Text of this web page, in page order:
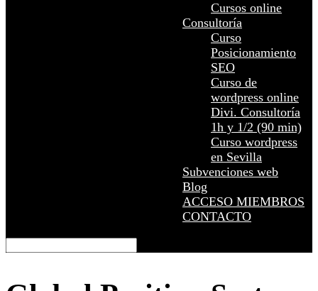
Cursos online
Consultoría
Curso
Posicionamiento
SEO
Curso de
wordpress online
Divi. Consultoría
1h y 1/2 (90 min)
Curso wordpress
en Sevilla
Subvenciones web
Blog
ACCESO MIEMBROS
CONTACTO